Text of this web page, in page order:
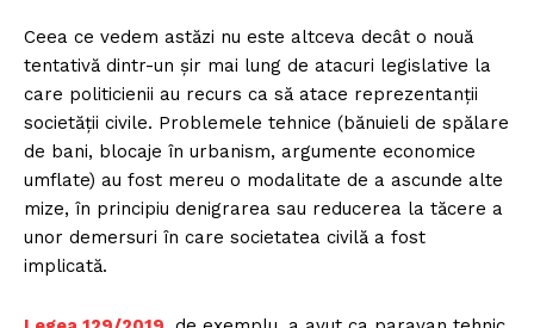
Ceea ce vedem astăzi nu este altceva decât o nouă
tentativă dintr-un șir mai lung de atacuri legislative la
care politicienii au recurs ca să atace reprezentanții
societății civile. Problemele tehnice (bănuieli de spălare
de bani, blocaje în urbanism, argumente economice
umflate) au fost mereu o modalitate de a ascunde alte
mize, în principiu denigrarea sau reducerea la tăcere a
unor demersuri în care societatea civilă a fost
implicată.